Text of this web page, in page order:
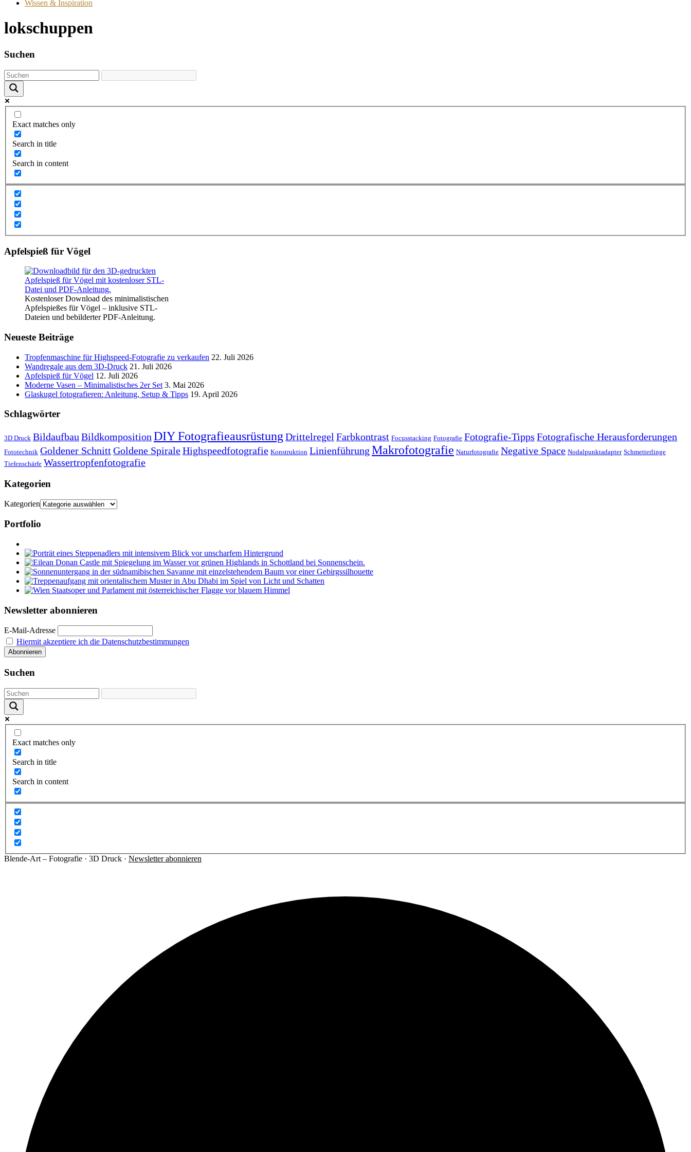
Wissen & Inspiration
lokschuppen
Suchen
Exact matches only
Search in title
Search in content
Apfelspieß für Vögel
Kostenloser Download des minimalistischen
Apfelspießes für Vögel – inklusive STL-
Dateien und bebilderter PDF-Anleitung.
Neueste Beiträge
Tropfenmaschine für Highspeed-Fotografie zu verkaufen 22. Juli 2026
Wandregale aus dem 3D-Druck 21. Juli 2026
Apfelspieß für Vögel 12. Juli 2026
Moderne Vasen – Minimalistisches 2er Set 3. Mai 2026
Glaskugel fotografieren: Anleitung, Setup & Tipps 19. April 2026
Schlagwörter
3D Druck Bildaufbau Bildkomposition DIY Fotografieausrüstung Drittelregel Farbkontrast Focusstacking Fotografie Fotografie-Tipps Fotografische Herausforderungen
Fototechnik Goldener SchnittGoldene SpiraleHighspeedfotografie Konstruktion Linienführung Makrofotografie Naturfotografie Negative Space Nodalpunktadapter Schmetterlinge
Tiefenschärfe Wassertropfenfotografie
Kategorien
Kategorien
Portfolio
Newsletter abonnieren
E-Mail-Adresse
Hiermit akzeptiere ich die Datenschutzbestimmungen
Suchen
Exact matches only
Search in title
Search in content
Blende-Art – Fotografie · 3D Druck · Newsletter abonnieren